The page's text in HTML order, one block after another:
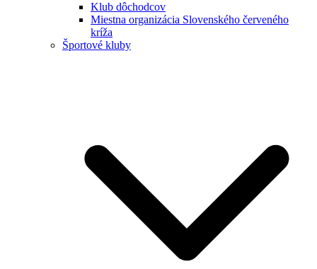
Klub dôchodcov
Miestna organizácia Slovenského červeného
kríža
Športové kluby